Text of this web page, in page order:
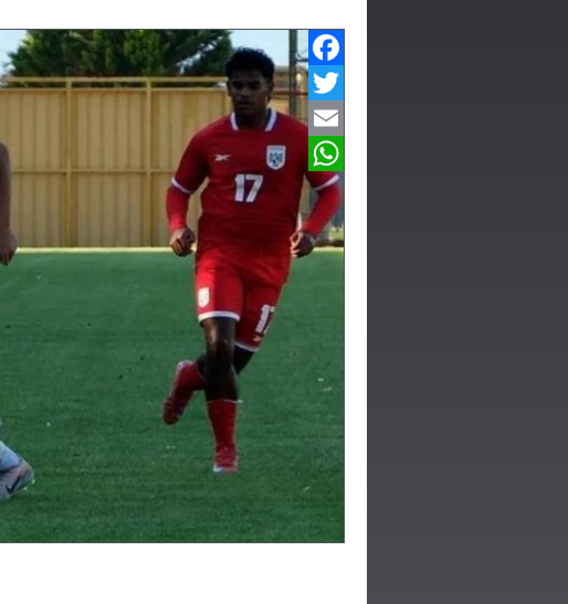
Facebook
Twitter
Email
WhatsApp